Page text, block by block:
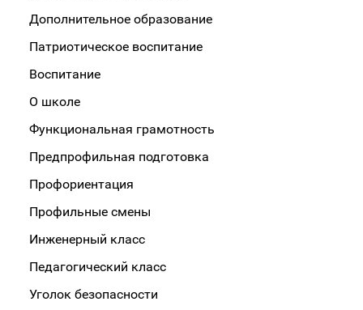
Дополнительное образование
Патриотическое воспитание
Воспитание
О школе
Функциональная грамотность
Предпрофильная подготовка
Профориентация
Профильные смены
Инженерный класс
Педагогический класс
Уголок безопасности